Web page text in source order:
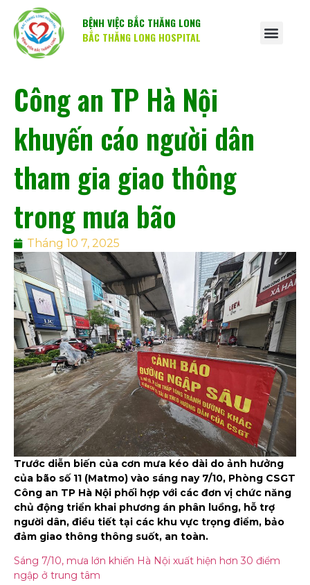
BỆNH VIỆC BẮC THĂNG LONG
BẮC THĂNG LONG HOSPITAL
Công an TP Hà Nội
khuyến cáo người dân
tham gia giao thông
trong mưa bão
Tháng 10 7, 2025
Trước diễn biến của cơn mưa kéo dài do ảnh hưởng
của bão số 11 (Matmo) vào sáng nay 7/10, Phòng CSGT
Công an TP Hà Nội phối hợp với các đơn vị chức năng
chủ động triển khai phương án phân luồng, hỗ trợ
người dân, điều tiết tại các khu vực trọng điểm, bảo
đảm giao thông thông suốt, an toàn.
Sáng 7/10, mưa lớn khiến Hà Nội xuất hiện hơn 30 điểm
ngập ở trung tâm